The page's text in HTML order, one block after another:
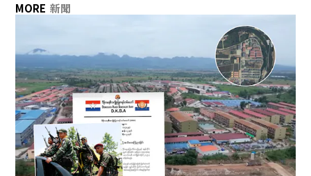
MORE 新聞